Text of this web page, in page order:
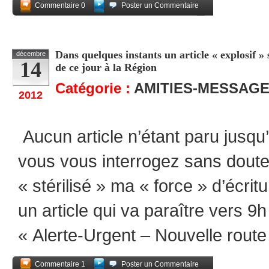
Commentaire 0
Poster un Commentaire
décembre
14
2012
Dans quelques instants un article « explosif
de ce jour à la Région
Catégorie : AMITIES-
Aucun article n’étant paru
vous vous interrogez sans
« stérilisé » ma « force »
un article qui va paraître vers
« Alerte-Urgent – Nouvelle route
Commentaire 1
Poster un Commentaire